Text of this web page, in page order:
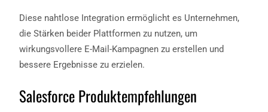
Diese nahtlose Integration ermöglicht es Unternehmen,
die Stärken beider Plattformen zu nutzen, um
wirkungsvollere E-Mail-Kampagnen zu erstellen und
bessere Ergebnisse zu erzielen.
Salesforce Produktempfehlungen